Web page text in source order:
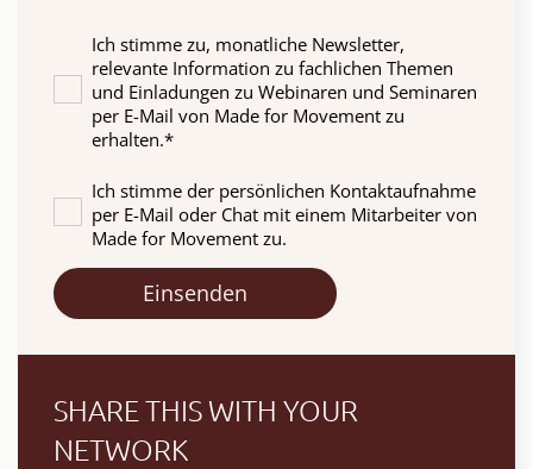
Ich stimme zu, monatliche Newsletter,
relevante Information zu fachlichen Themen
und Einladungen zu Webinaren und Seminaren
per E-Mail von Made for Movement zu
erhalten.*
Ich stimme der persönlichen Kontaktaufnahme
per E-Mail oder Chat mit einem Mitarbeiter von
Made for Movement zu.
SHARE THIS WITH YOUR
NETWORK